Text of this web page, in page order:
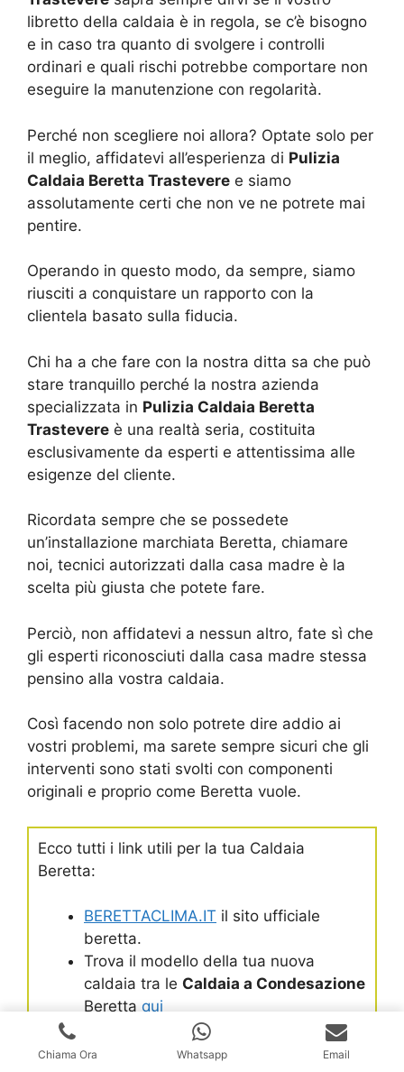
libretto della caldaia è in regola, se c’è bisogno
e in caso tra quanto di svolgere i controlli
ordinari e quali rischi potrebbe comportare non
eseguire la manutenzione con regolarità.
Perché non scegliere noi allora? Optate solo per
il meglio, affidatevi all’esperienza di Pulizia
Caldaia Beretta Trastevere e siamo
assolutamente certi che non ve ne potrete mai
pentire.
Operando in questo modo, da sempre, siamo
riusciti a conquistare un rapporto con la
clientela basato sulla fiducia.
Chi ha a che fare con la nostra ditta sa che può
stare tranquillo perché la nostra azienda
specializzata in Pulizia Caldaia Beretta
Trastevere è una realtà seria, costituita
esclusivamente da esperti e attentissima alle
esigenze del cliente.
Ricordata sempre che se possedete
un’installazione marchiata Beretta, chiamare
noi, tecnici autorizzati dalla casa madre è la
scelta più giusta che potete fare.
Perciò, non affidatevi a nessun altro, fate sì che
gli esperti riconosciuti dalla casa madre stessa
pensino alla vostra caldaia.
Così facendo non solo potrete dire addio ai
vostri problemi, ma sarete sempre sicuri che gli
interventi sono stati svolti con componenti
originali e proprio come Beretta vuole.
Ecco tutti i link utili per la tua Caldaia
Beretta:
BERETTACLIMA.IT il sito ufficiale
beretta.
Trova il modello della tua nuova
caldaia tra le Caldaia a Condesazione
Beretta qui
Trova il modello della tua
Caldaia
Standard
qui
Chiama Ora Whatsapp Email